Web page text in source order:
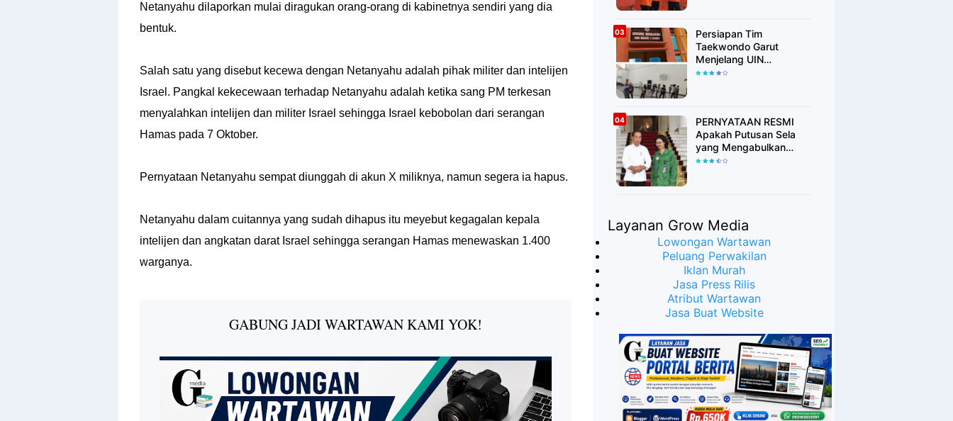
Netanyahu dilaporkan mulai diragukan orang-orang di kabinetnya sendiri yang dia
bentuk.
Salah satu yang disebut kecewa dengan Netanyahu adalah pihak militer dan intelijen
Israel. Pangkal kekecewaan terhadap Netanyahu adalah ketika sang PM terkesan
menyalahkan intelijen dan militer Israel sehingga Israel kebobolan dari serangan
Hamas pada 7 Oktober.
Pernyataan Netanyahu sempat diunggah di akun X miliknya, namun segera ia hapus.
Netanyahu dalam cuitannya yang sudah dihapus itu meyebut kegagalan kepala
intelijen dan angkatan darat Israel sehingga serangan Hamas menewaskan 1.400
warganya.
GABUNG JADI WARTAWAN KAMI YOK!
Persiapan Tim
Taekwondo Garut
Menjelang UIN
Championship 6
PERNYATAAN RESMI
Apakah Putusan Sela
yang Mengabulkan
Eksepsi dr. Tifa
Palsu? Maret Samuel
Sueken: Belum Tentu
Layanan Grow Media
Lowongan Wartawan
Peluang Perwakilan
Iklan Murah
Jasa Press Rilis
Atribut Wartawan
Jasa Buat Website